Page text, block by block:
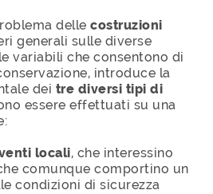
delle costruzioni
generali sulle diverse
variabili che consentono di
introduce la
dei tre diversi tipi di
essere effettuati su una
locali, che interessino
comunque comportino un
condizioni di sicurezza